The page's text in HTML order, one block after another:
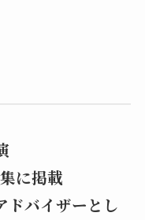
に掲載
バイザーとし